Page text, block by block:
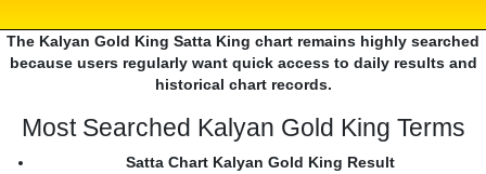
The Kalyan Gold King Satta King chart remains highly searched
because users regularly want quick access to daily results and
historical chart records.
Most Searched Kalyan Gold King Terms
Satta Chart Kalyan Gold King Result